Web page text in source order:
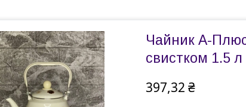
Чайник А-
свистком 1.5 л
397,32 ₴